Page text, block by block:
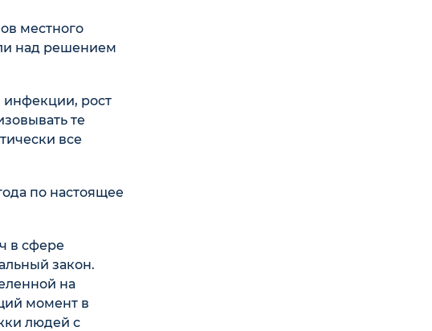
местного
над решением
инфекции, рост
те
все
по настоящее
в сфере
закон.
на
момент в
людей с